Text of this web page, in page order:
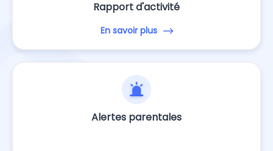
Rapport d'activité
En savoir plus
Alertes parentales